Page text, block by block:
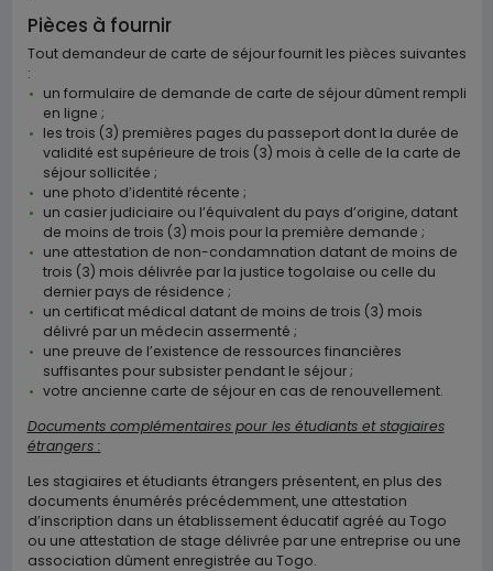
Pièces à fournir
Tout demandeur de carte de séjour fournit les pièces suivantes
:
un formulaire de demande de carte de séjour dûment rempli
en ligne ;
les trois (3) premières pages du passeport dont la durée de
validité est supérieure de trois (3) mois à celle de la carte de
séjour sollicitée ;
une photo d’identité récente ;
un casier judiciaire ou l’équivalent du pays d’origine, datant
de moins de trois (3) mois pour la première demande ;
une attestation de non-condamnation datant de moins de
trois (3) mois délivrée par la justice togolaise ou celle du
dernier pays de résidence ;
un certificat médical datant de moins de trois (3) mois
délivré par un médecin assermenté ;
une preuve de l’existence de ressources financières
suffisantes pour subsister pendant le séjour ;
votre ancienne carte de séjour en cas de renouvellement.
Documents complémentaires pour les étudiants et stagiaires
étrangers :
Les stagiaires et étudiants étrangers présentent, en plus des
documents énumérés précédemment, une attestation
d’inscription dans un établissement éducatif agréé au Togo
ou une attestation de stage délivrée par une entreprise ou une
association dûment enregistrée au Togo.